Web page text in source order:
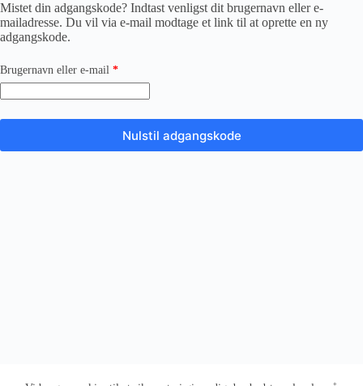
Mistet din adgangskode? Indtast venligst dit brugernavn eller e-
mailadresse. Du vil via e-mail modtage et link til at oprette en ny
adgangskode.
Brugernavn eller e-mail *Påkrævet
Nulstil adgangskode